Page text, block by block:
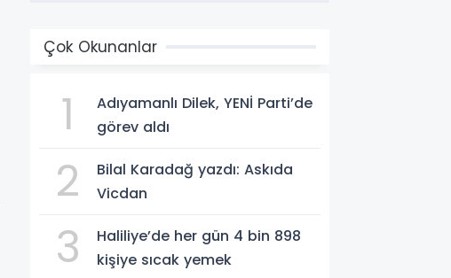
Çok Okunanlar
1
Adıyamanlı Dilek, YENİ Parti’de
görev aldı
2
Bilal Karadağ yazdı: Askıda
Vicdan
3
Haliliye’de her gün 4 bin 898
kişiye sıcak yemek